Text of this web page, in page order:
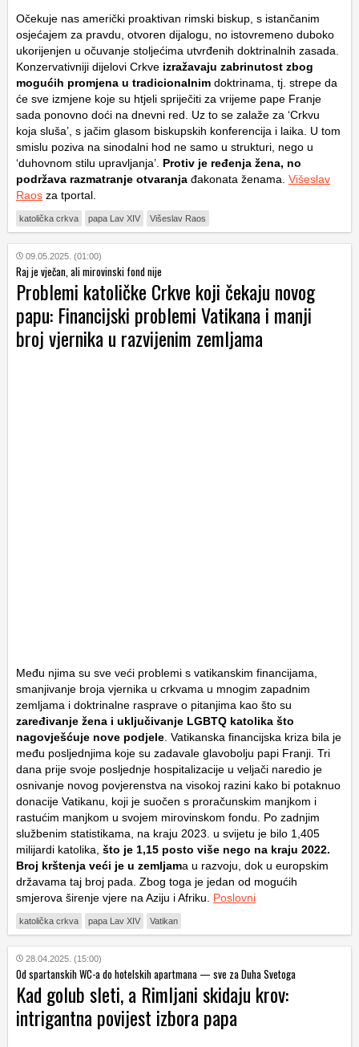
Očekuje nas američki proaktivan rimski biskup, s istančanim
osjećajem za pravdu, otvoren dijalogu, no istovremeno duboko
ukorijenjen u očuvanje stoljećima utvrđenih doktrinalnih zasada.
Konzervativniji dijelovi Crkve izražavaju zabrinutost zbog
mogućih promjena u tradicionalnim doktrinama, tj. strepe da
će sve izmjene koje su htjeli spriječiti za vrijeme pape Franje
sada ponovno doći na dnevni red. Uz to se zalaže za ‘Crkvu
koja sluša’, s jačim glasom biskupskih konferencija i laika. U tom
smislu poziva na sinodalni hod ne samo u strukturi, nego u
‘duhovnom stilu upravljanja’. Protiv je ređenja žena, no
podržava razmatranje otvaranja đakonata ženama. Višeslav
Raos za tportal.
katolička crkva papa Lav XIV Višeslav Raos
09.05.2025. (01:00)
Raj je vječan, ali mirovinski fond nije
Problemi katoličke Crkve koji čekaju novog
papu: Financijski problemi Vatikana i manji
broj vjernika u razvijenim zemljama
Među njima su sve veći problemi s vatikanskim financijama,
smanjivanje broja vjernika u crkvama u mnogim zapadnim
zemljama i doktrinalne rasprave o pitanjima kao što su
zaređivanje žena i uključivanje LGBTQ katolika što
nagovješćuje nove podjele . Vatikanska financijska kriza bila je
među posljednjima koje su zadavale glavobolju papi Franji. Tri
dana prije svoje posljednje hospitalizacije u veljači naredio je
osnivanje novog povjerenstva na visokoj razini kako bi potaknuo
donacije Vatikanu, koji je suočen s proračunskim manjkom i
rastućim manjkom u svojem mirovinskom fondu. Po zadnjim
službenim statistikama, na kraju 2023. u svijetu je bilo 1,405
milijardi katolika, što je 1,15 posto više nego na kraju 2022.
Broj krštenja veći je u zemljama u razvoju, dok u europskim
državama taj broj pada. Zbog toga je jedan od mogućih
smjerova širenje vjere na Aziju i Afriku. Poslovni
katolička crkva papa Lav XIV Vatikan
28.04.2025. (15:00)
Od spartanskih WC-a do hotelskih apartmana — sve za Duha Svetoga
Kad golub sleti, a Rimljani skidaju krov:
intrigantna povijest izbora papa